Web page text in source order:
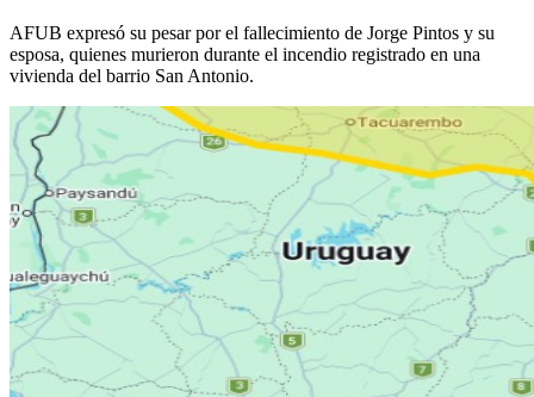
AFUB expresó su pesar por el fallecimiento de Jorge Pintos y su
esposa, quienes murieron durante el incendio registrado en una
vivienda del barrio San Antonio.